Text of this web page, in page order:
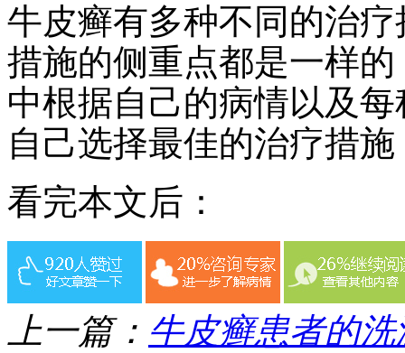
牛皮癣有多种不同的治
措施的侧重点都是一样
中根据自己的病情以及
自己选择最佳的治疗措
看完本文后：
上一篇： 牛皮癣患者的